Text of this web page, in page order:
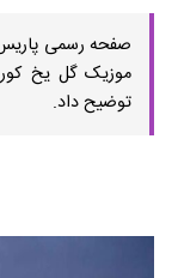
صفحه رسمی پاریس
موزیک گل یخ
توضیح داد.